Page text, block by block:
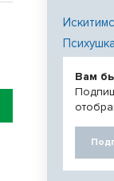
Вам